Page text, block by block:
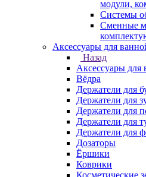
модули,
Системы
Сменные
Аксессуары для
Назад
Аксессуары для
Вёдра
Держатели для
Держатели для
Держатели для
Держатели для
Держатели для
Дозаторы
Ёршики
Коврики
Косметические